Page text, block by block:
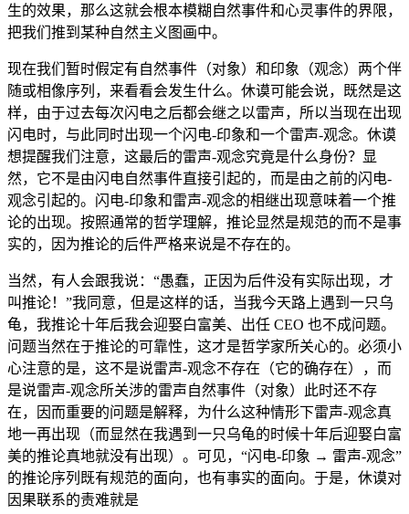
生的效果，那么这就会根本模糊自然事件和心灵事件的界限，
把我们推到某种自然主义图画中。
现在我们暂时假定有自然事件（对象）和印象（观念）两个伴
随或相像序列，来看看会发生什么。休谟可能会说，既然是这
样，由于过去每次闪电之后都会继之以雷声，所以当现在出现
闪电时，与此同时出现一个闪电-印象和一个雷声-观念。休谟
想提醒我们注意，这最后的雷声-观念究竟是什么身份？显
然，它不是由闪电自然事件直接引起的，而是由之前的闪电-
观念引起的。闪电-印象和雷声-观念的相继出现意味着一个推
论的出现。按照通常的哲学理解，推论显然是规范的而不是事
实的，因为推论的后件严格来说是不存在的。
当然，有人会跟我说：“愚蠢，正因为后件没有实际出现，才
叫推论！”我同意，但是这样的话，当我今天路上遇到一只乌
龟，我推论十年后我会迎娶白富美、出任 CEO 也不成问题。
问题当然在于推论的可靠性，这才是哲学家所关心的。必须小
心注意的是，这不是说雷声-观念不存在（它的确存在），而
是说雷声-观念所关涉的雷声自然事件（对象）此时还不存
在，因而重要的问题是解释，为什么这种情形下雷声-观念真
地一再出现（而显然在我遇到一只乌龟的时候十年后迎娶白富
美的推论真地就没有出现）。可见，“闪电-印象 → 雷声-观念”
的推论序列既有规范的面向，也有事实的面向。于是，休谟对
因果联系的责难就是